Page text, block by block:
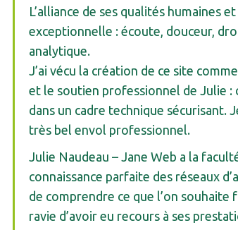
L’alliance de ses qualités humaines
exceptionnelle : écoute, douceur,
analytique.
J’ai vécu la création de ce site
et le soutien professionnel de Julie :
dans un cadre technique sécurisant.
très bel envol professionnel.
Julie Naudeau – Jane Web a la
connaissance parfaite des réseaux
de comprendre ce que l’on souhaite
ravie d’avoir eu recours à ses